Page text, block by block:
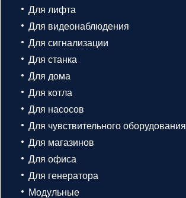
Для лифта
Для видеонаблюдения
Для сигнализации
Для станка
Для дома
Для котла
Для насосов
Для чувствительного оборудования
Для магазинов
Для офиса
Для генератора
Модульные